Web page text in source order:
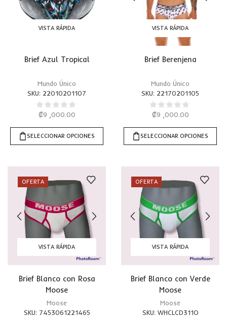
VISTA RÁPIDA
Brief Azul Tropical
Mundo Único
SKU: 22010201107
₡9 ,000.00
SELECCIONAR OPCIONES
VISTA RÁPIDA
Brief Berenjena
Mundo Único
SKU: 22170201105
₡9 ,000.00
SELECCIONAR OPCIONES
OFERTA
VISTA RÁPIDA
Brief Blanco con Rosa
Moose
Moose
SKU: 7453061221465
OFERTA
VISTA RÁPIDA
Brief Blanco con Verde
Moose
Moose
SKU: WHCLCD311O